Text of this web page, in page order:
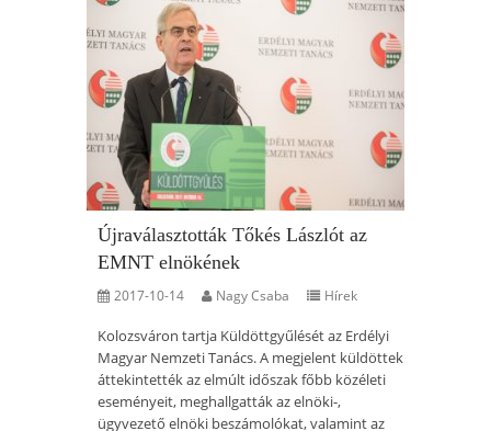
Újraválasztották Tőkés Lászlót az
EMNT elnökének
2017-10-14 Nagy Csaba Hírek
Kolozsváron tartja Küldöttgyűlését az Erdélyi
Magyar Nemzeti Tanács. A megjelent küldöttek
áttekintették az elmúlt időszak főbb közéleti
eseményeit, meghallgatták az elnöki-,
ügyvezető elnöki beszámolókat, valamint az